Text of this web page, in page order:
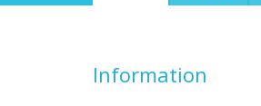
Information